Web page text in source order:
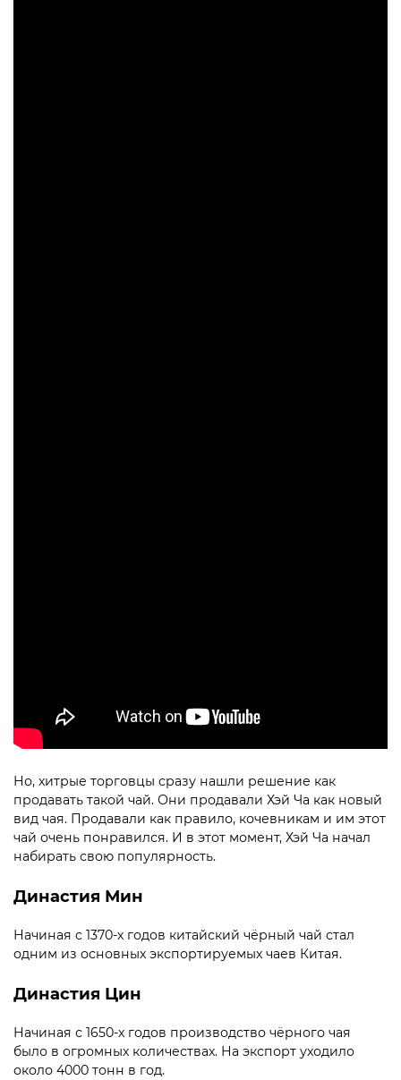
Но, хитрые торговцы сразу нашли решение как
продавать такой чай. Они продавали Хэй Ча как новый
вид чая. Продавали как правило, кочевникам и им этот
чай очень понравился. И в этот момент, Хэй Ча начал
набирать свою популярность.
Династия Мин
Начиная с 1370-х годов китайский чёрный чай стал
одним из основных экспортируемых чаев Китая.
Династия Цин
Начиная с 1650-х годов производство чёрного чая
было в огромных количествах. На экспорт уходило
около 4000 тонн в год.